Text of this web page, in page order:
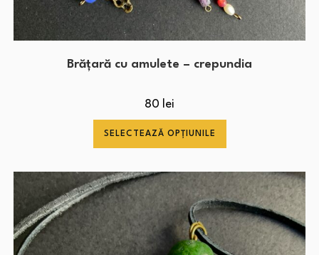
Brățară cu amulete – crepundia
80 lei
SELECTEAZĂ OPȚIUNILE